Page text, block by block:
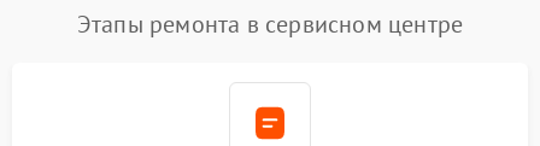
Этапы ремонта в сервисном центре